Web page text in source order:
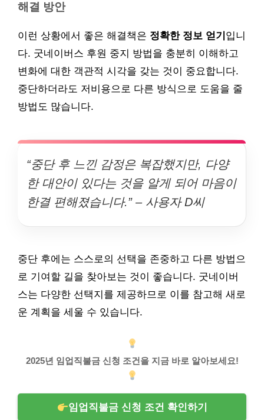
해결 방안
이런 상황에서 좋은 해결책은 정확한 정보 얻기 입니
다. 굿네이버스 후원 중지 방법을 충분히 이해하고
변화에 대한 객관적 시각을 갖는 것이 중요합니다.
중단하더라도 저비용으로 다른 방식으로 도움을 줄
방법도 많습니다.
“중단 후 느낀 감정은 복잡했지만, 다양
한 대안이 있다는 것을 알게 되어 마음이
한결 편해졌습니다.” – 사용자 D씨
중단 후에는 스스로의 선택을 존중하고 다른 방법으
로 기여할 길을 찾아보는 것이 좋습니다. 굿네이버
스는 다양한 선택지를 제공하므로 이를 참고해 새로
운 계획을 세울 수 있습니다.
2025년 임업직불금 신청 조건을 지금 바로 알아보세요!
임업직불금 신청 조건 확인하기